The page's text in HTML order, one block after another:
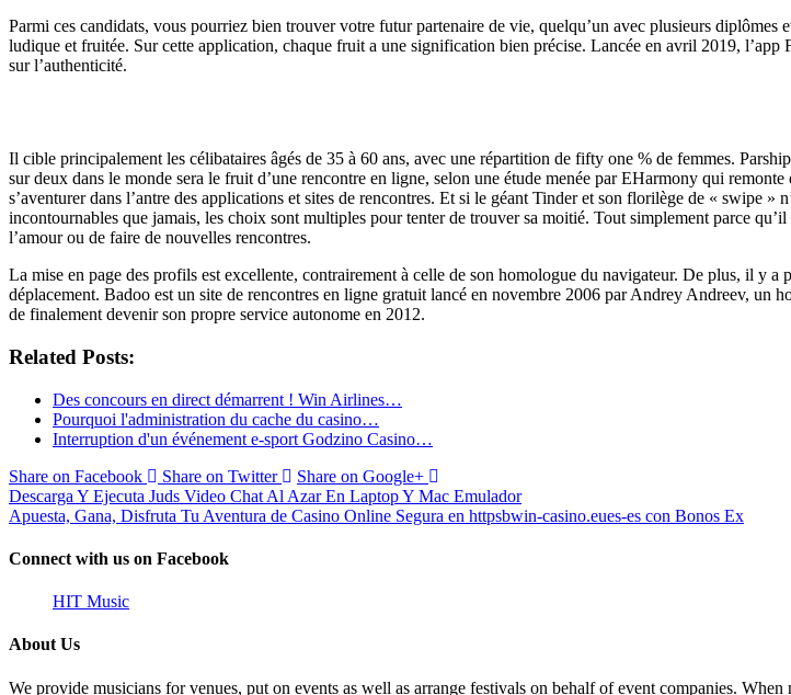
Parmi ces candidats, vous pourriez bien trouver votre futur partenaire de vie, quelqu’un avec plusieurs
ludique et fruitée. Sur cette application, chaque fruit a une signification bien précise. Lancée en avril 2019, l’app
sur l’authenticité.
Il cible principalement les célibataires âgés de 35 à 60 ans, avec une répartition de fifty one % de femmes.
sur deux dans le monde sera le fruit d’une rencontre en ligne, selon une étude menée par EHarmony qui
s’aventurer dans l’antre des applications et sites de rencontres. Et si le géant Tinder et son florilège de « swipe
incontournables que jamais, les choix sont multiples pour tenter de trouver sa moitié. Tout simplement parce
l’amour ou de faire de nouvelles rencontres.
La mise en page des profils est excellente, contrairement à celle de son homologue du navigateur. De plus, il y
déplacement. Badoo est un site de rencontres en ligne gratuit lancé en novembre 2006 par Andrey Andreev, un
de finalement devenir son propre service autonome en 2012.
Related Posts:
Des concours en direct démarrent ! Win Airlines…
Pourquoi l'administration du cache du casino…
Interruption d'un événement e-sport Godzino Casino…
Share on Facebook
Share on Twitter
Share on Google+
Descarga Y Ejecuta Juds Video Chat Al Azar En Laptop Y Mac Emulador
Apuesta, Gana, Disfruta Tu Aventura de Casino Online Segura en httpsbwin-casino.eues-es con Bonos Ex
Connect with us on Facebook
HIT Music
About Us
We provide musicians for venues, put on events as well as arrange festivals on behalf of event companies.